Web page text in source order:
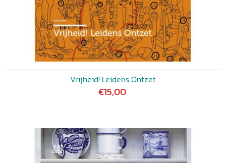
Vrijheid! Leidens Ontzet
€15,00